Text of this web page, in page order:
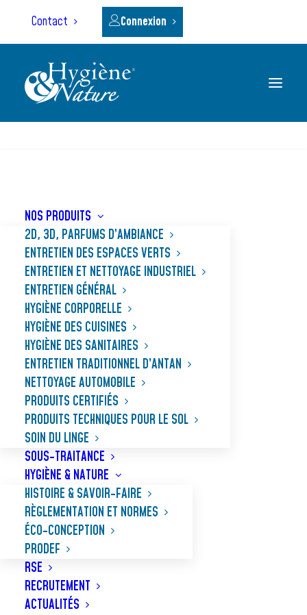
Contact Connexion
NOS PRODUITS
2D, 3D, PARFUMS D’AMBIANCE
ENTRETIEN DES ESPACES VERTS
ENTRETIEN ET NETTOYAGE INDUSTRIEL
ENTRETIEN GÉNÉRAL
HYGIÈNE CORPORELLE
HYGIÈNE DES CUISINES
HYGIÈNE DES SANITAIRES
ENTRETIEN TRADITIONNEL D’ANTAN
NETTOYAGE AUTOMOBILE
PRODUITS CERTIFIÉS
PRODUITS TECHNIQUES POUR LE SOL
SOIN DU LINGE
SOUS-TRAITANCE
HYGIÈNE & NATURE
HISTOIRE & SAVOIR-FAIRE
RÈGLEMENTATION ET NORMES
ÉCO-CONCEPTION
PRODEF
RSE
RECRUTEMENT
ACTUALITÉS
Protection
Panneau de gestion des cookies